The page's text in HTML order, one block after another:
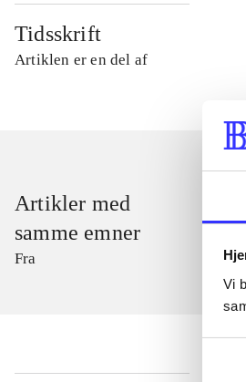
Vi
Tidsskrift
Artiklen er en del af
Artikler med
samme emner
Fra